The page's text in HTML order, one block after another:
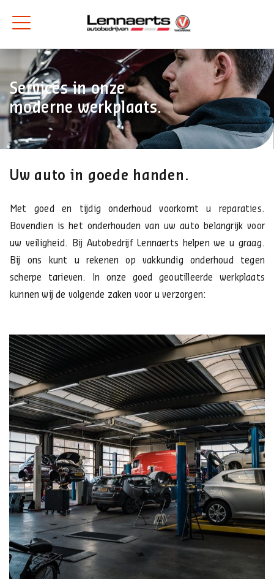
Services in onze
moderne werkplaats.
Uw auto in goede handen.
Met goed en tijdig onderhoud voorkomt u reparaties.
Bovendien is het onderhouden van uw auto belangrijk voor
uw veiligheid. Bij Autobedrijf Lennaerts helpen we u graag.
Bij ons kunt u rekenen op vakkundig onderhoud tegen
scherpe tarieven. In onze goed geoutilleerde werkplaats
kunnen wij de volgende zaken voor u verzorgen: